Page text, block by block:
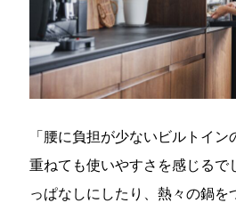
「腰に負担が少ないビルトイ
重ねても使いやすさを感じるで
っぱなしにしたり、熱々の鍋を